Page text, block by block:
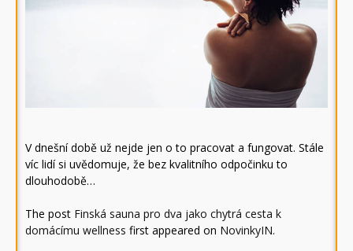
V dnešní době už nejde jen o to pracovat a fungovat. Stále
víc lidí si uvědomuje, že bez kvalitního odpočinku to
dlouhodobě…
The post Finská sauna pro dva jako chytrá cesta k
domácímu wellness first appeared on NovinkyIN.